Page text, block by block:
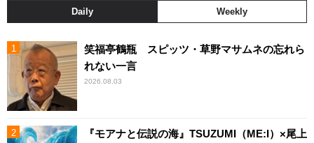
Daily Weekly
笑福亭鶴瓶 スピッツ・草野マサムネの忘れら
れない一言
2026.08.03
『モアナと伝説の海』TSUZUMI（ME:I）×尾上